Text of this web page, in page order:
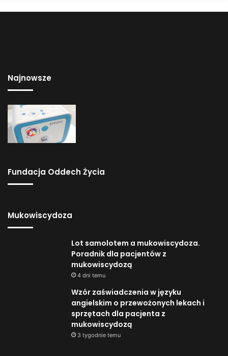
Najnowsze
Fundacja Oddech Życia
Mukowiscydoza
Lot samolotem a mukowiscydoza.
Poradnik dla pacjentów z
mukowiscydozą
4 dni temu
Wzór zaświadczenia w języku
angielskim o przewożonych lekach i
sprzętach dla pacjenta z
mukowiscydozą
3 tygodnie temu